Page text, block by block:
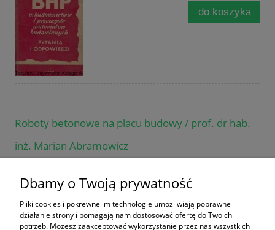
do koszyka
Roboty betonowe na placu budowy / prof. dr hab.
inż. Marian Abramowicz
Dbamy o Twoją prywatność
Pliki cookies i pokrewne im technologie umożliwiają poprawne
działanie strony i pomagają nam dostosować ofertę do Twoich
potrzeb. Możesz zaakceptować wykorzystanie przez nas wszystkich